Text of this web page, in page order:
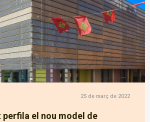
25 de març de 2022
perfila el nou model de